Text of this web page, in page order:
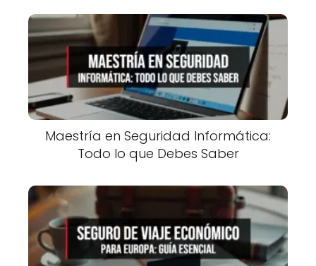
Maestría en Seguridad Informática:
Todo lo que Debes Saber